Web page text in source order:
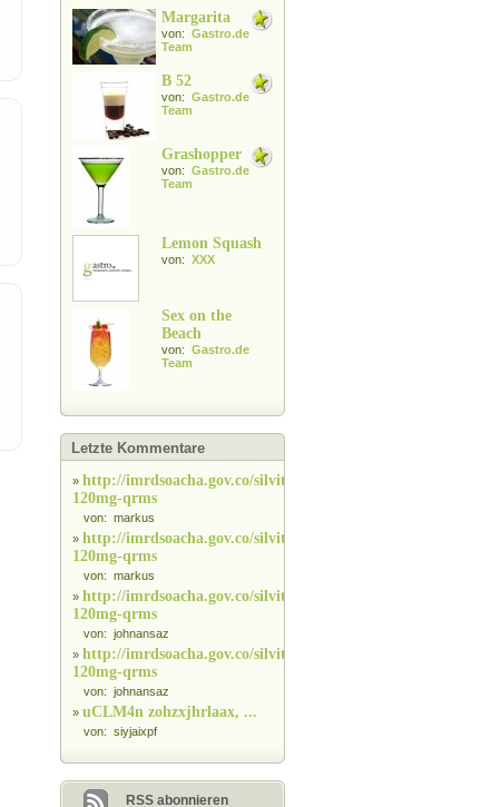
Margarita
von: Gastro.de
Team
B 52
von: Gastro.de
Team
Grashopper
von: Gastro.de
Team
Lemon Squash
von: XXX
Sex on the
Beach
von: Gastro.de
Team
Letzte Kommentare
» http://imrdsoacha.gov.co/silvitra-
120mg-qrms
von: markus
» http://imrdsoacha.gov.co/silvitra-
120mg-qrms
von: markus
» http://imrdsoacha.gov.co/silvitra-
120mg-qrms
von: johnansaz
» http://imrdsoacha.gov.co/silvitra-
120mg-qrms
von: johnansaz
» uCLM4n zohzxjhrlaax, ...
von: siyjaixpf
RSS abonnieren